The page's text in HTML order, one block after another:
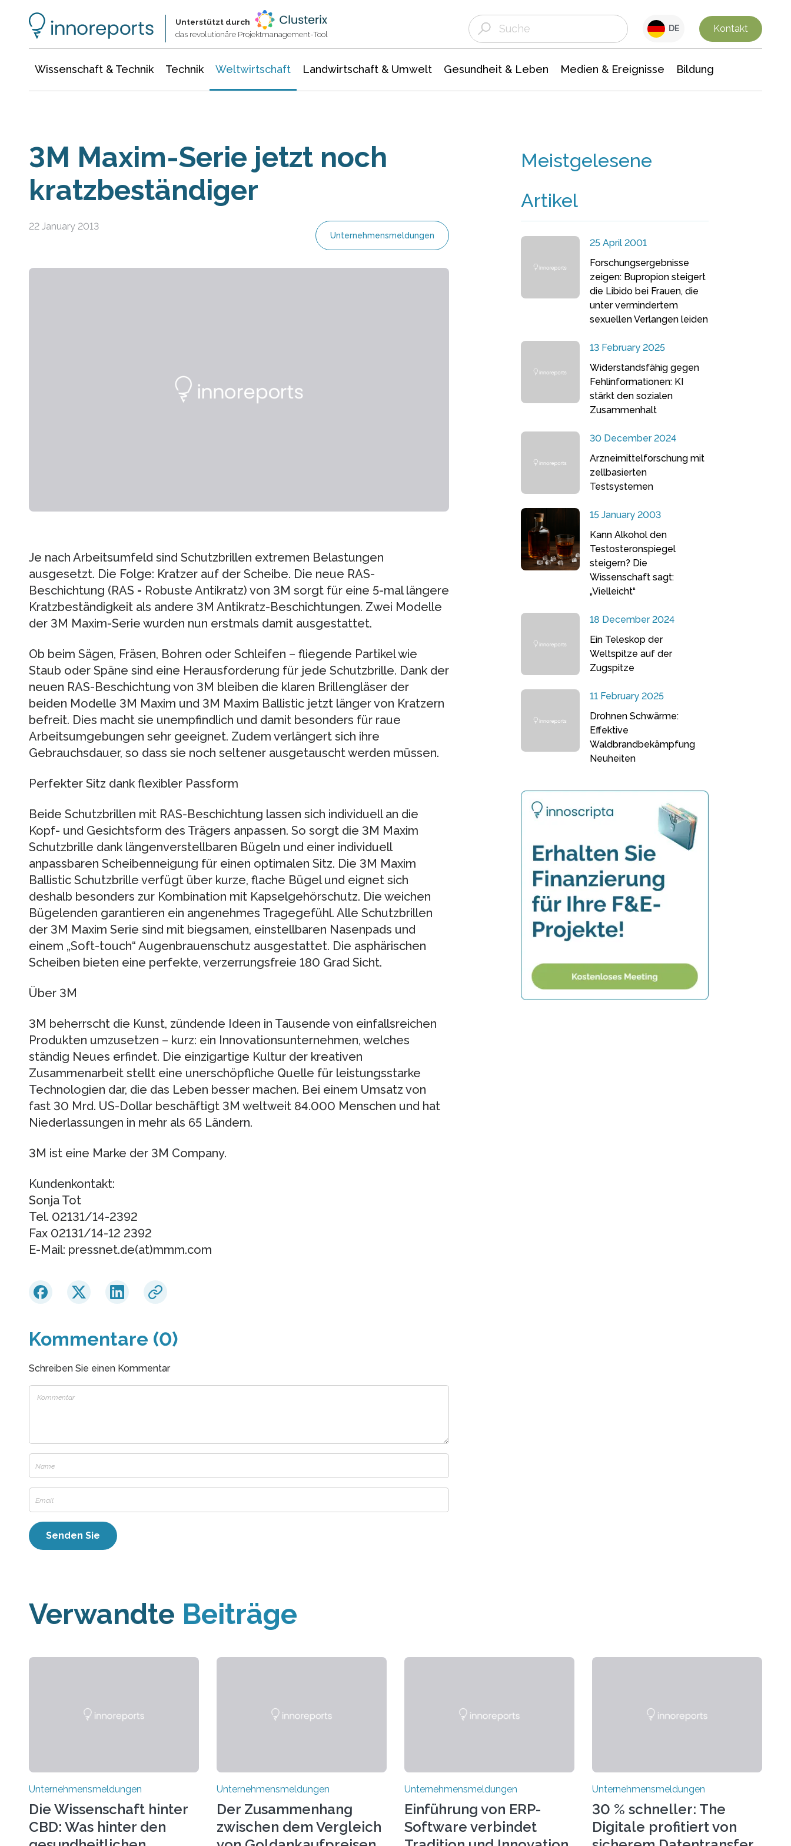
Unterstützt durch
das revolutionäre Projektmanagement-Tool
DE Kontakt
Wissenschaft & Technik Technik Weltwirtschaft Landwirtschaft & Umwelt Gesundheit & Leben Medien & Ereignisse Bildung
3M Maxim-Serie jetzt noch
kratzbeständiger
22 January 2013
Unternehmensmeldungen
Je nach Arbeitsumfeld sind Schutzbrillen extremen Belastungen
ausgesetzt. Die Folge: Kratzer auf der Scheibe. Die neue RAS-
Beschichtung (RAS = Robuste Antikratz) von 3M sorgt für eine 5-mal längere
Kratzbeständigkeit als andere 3M Antikratz-Beschichtungen. Zwei Modelle
der 3M Maxim-Serie wurden nun erstmals damit ausgestattet.
Ob beim Sägen, Fräsen, Bohren oder Schleifen – fliegende Partikel wie
Staub oder Späne sind eine Herausforderung für jede Schutzbrille. Dank der
neuen RAS-Beschichtung von 3M bleiben die klaren Brillengläser der
beiden Modelle 3M Maxim und 3M Maxim Ballistic jetzt länger von Kratzern
befreit. Dies macht sie unempfindlich und damit besonders für raue
Arbeitsumgebungen sehr geeignet. Zudem verlängert sich ihre
Gebrauchsdauer, so dass sie noch seltener ausgetauscht werden müssen.
Perfekter Sitz dank flexibler Passform
Beide Schutzbrillen mit RAS-Beschichtung lassen sich individuell an die
Kopf- und Gesichtsform des Trägers anpassen. So sorgt die 3M Maxim
Schutzbrille dank längenverstellbaren Bügeln und einer individuell
anpassbaren Scheibenneigung für einen optimalen Sitz. Die 3M Maxim
Ballistic Schutzbrille verfügt über kurze, flache Bügel und eignet sich
deshalb besonders zur Kombination mit Kapselgehörschutz. Die weichen
Bügelenden garantieren ein angenehmes Tragegefühl. Alle Schutzbrillen
der 3M Maxim Serie sind mit biegsamen, einstellbaren Nasenpads und
einem „Soft-touch“ Augenbrauenschutz ausgestattet. Die asphärischen
Scheiben bieten eine perfekte, verzerrungsfreie 180 Grad Sicht.
Über 3M
3M beherrscht die Kunst, zündende Ideen in Tausende von einfallsreichen
Produkten umzusetzen – kurz: ein Innovationsunternehmen, welches
ständig Neues erfindet. Die einzigartige Kultur der kreativen
Zusammenarbeit stellt eine unerschöpfliche Quelle für leistungsstarke
Technologien dar, die das Leben besser machen. Bei einem Umsatz von
fast 30 Mrd. US-Dollar beschäftigt 3M weltweit 84.000 Menschen und hat
Niederlassungen in mehr als 65 Ländern.
3M ist eine Marke der 3M Company.
Kundenkontakt:
Sonja Tot
Tel. 02131/14-2392
Fax 02131/14-12 2392
E-Mail: pressnet.de(at)mmm.com
Kommentare (0)
Schreiben Sie einen Kommentar
Meistgelesene
Artikel
25 April 2001
Forschungsergebnisse
zeigen: Bupropion steigert
die Libido bei Frauen, die
unter vermindertem
sexuellen Verlangen leiden
13 February 2025
Widerstandsfähig gegen
Fehlinformationen: KI
stärkt den sozialen
Zusammenhalt
30 December 2024
Arzneimittelforschung mit
zellbasierten
Testsystemen
15 January 2003
Kann Alkohol den
Testosteronspiegel
steigern? Die
Wissenschaft sagt:
„Vielleicht“
18 December 2024
Ein Teleskop der
Weltspitze auf der
Zugspitze
11 February 2025
Drohnen Schwärme:
Effektive
Waldbrandbekämpfung
Neuheiten
Verwandte Beiträge
Unternehmensmeldungen
Die Wissenschaft hinter
CBD: Was hinter den
Unternehmensmeldungen
Der Zusammenhang
zwischen dem Vergleich
Unternehmensmeldungen
Einführung von ERP-
Software verbindet
Unternehmensmeldungen
30 % schneller: The
Digitale profitiert von